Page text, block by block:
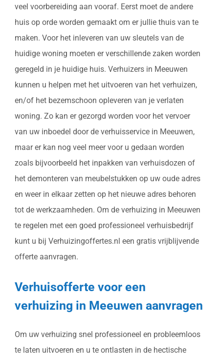
veel voorbereiding aan vooraf. Eerst moet de andere
huis op orde worden gemaakt om er jullie thuis van te
maken. Voor het inleveren van uw sleutels van de
huidige woning moeten er verschillende zaken worden
geregeld in je huidige huis. Verhuizers in Meeuwen
kunnen u helpen met het uitvoeren van het verhuizen,
en/of het bezemschoon opleveren van je verlaten
woning. Zo kan er gezorgd worden voor het vervoer
van uw inboedel door de verhuisservice in Meeuwen,
maar er kan nog veel meer voor u gedaan worden
zoals bijvoorbeeld het inpakken van verhuisdozen of
het demonteren van meubelstukken op uw oude adres
en weer in elkaar zetten op het nieuwe adres behoren
tot de werkzaamheden. Om de verhuizing in Meeuwen
te regelen met een goed professioneel verhuisbedrijf
kunt u bij Verhuizingoffertes.nl een gratis vrijblijvende
offerte aanvragen.
Verhuisofferte voor een
verhuizing in Meeuwen aanvragen
Om uw verhuizing snel professioneel en probleemloos
te laten uitvoeren en u te ontlasten in de hectische